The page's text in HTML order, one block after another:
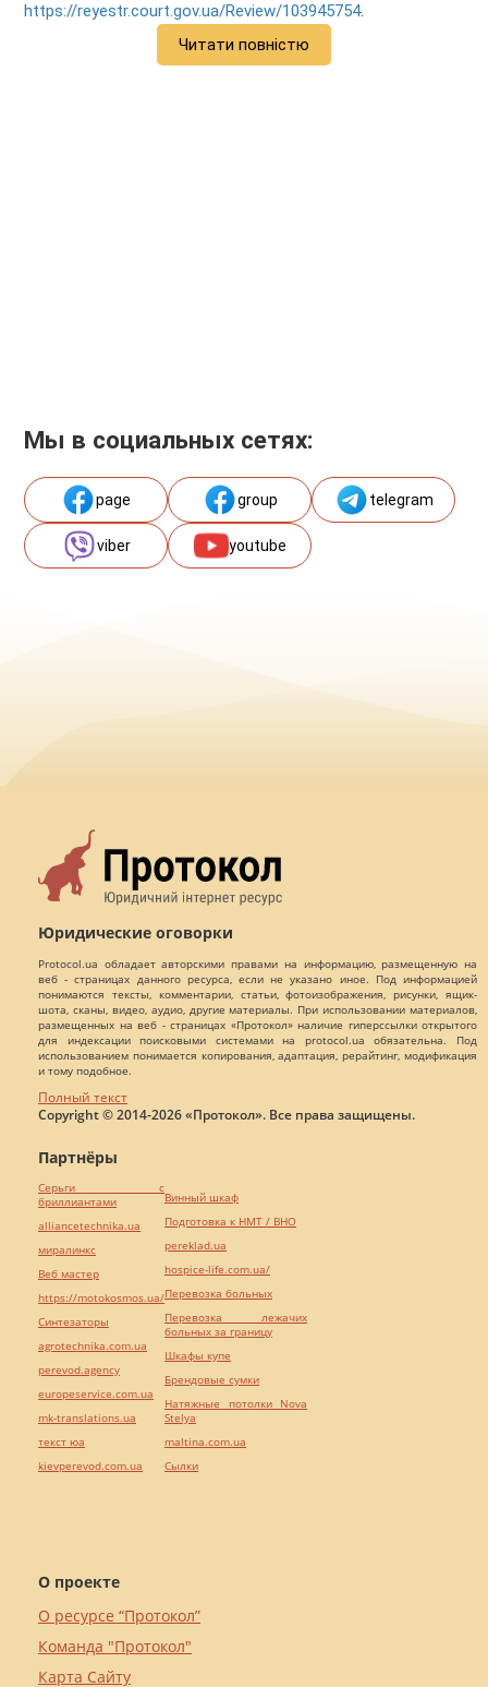
https://reyestr.court.gov.ua/Review/103945754.
Читати повністю
Мы в социальных сетях:
page group telegram
viber youtube
Юридические оговорки
Protocol.ua обладает авторскими правами на информацию, размещенную на
веб - страницах данного ресурса, если не указано иное. Под информацией
понимаются тексты, комментарии, статьи, фотоизображения, рисунки, ящик-
шота, сканы, видео, аудио, другие материалы. При использовании материалов,
размещенных на веб - страницах «Протокол» наличие гиперссылки открытого
для индексации поисковыми системами на protocol.ua обязательна. Под
использованием понимается копирования, адаптация, рерайтинг, модификация
и тому подобное.
Полный текст
Copyright © 2014-2026 «Протокол». Все права защищены.
О проекте
О ресурсе “Протокол”
Команда "Протокол"
Карта Сайту
Партнёры
Серьги с
бриллиантами
alliancetechnika.ua
миралинкс
Веб мастер
https://motokosmos.ua/
Синтезаторы
agrotechnika.com.ua
perevod.agency
europeservice.com.ua
mk-translations.ua
текст юа
kievperevod.com.ua
Винный шкаф
Подготовка к НМТ / ВНО
pereklad.ua
hospice-life.com.ua/
Перевозка больных
Перевозка лежачих
больных за границу
Шкафы купе
Брендовые сумки
Натяжные потолки Nova
Stelya
maltina.com.ua
Cылки